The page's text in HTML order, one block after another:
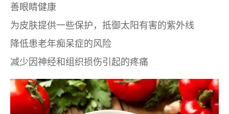
善眼睛健康
为皮肤提供一些保护，抵御太阳有害的紫外线
降低患老年痴呆症的风险
减少因神经和组织损伤引起的疼痛